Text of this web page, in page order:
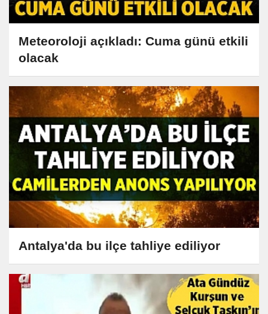
Meteoroloji açıkladı: Cuma günü etkili
olacak
Antalya'da bu ilçe tahliye ediliyor